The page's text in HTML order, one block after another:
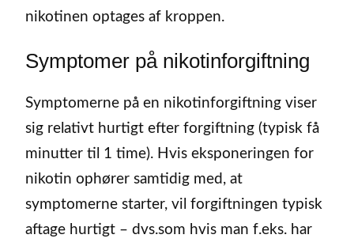
nikotinen optages af kroppen.
Symptomer på nikotinforgiftning
Symptomerne på en nikotinforgiftning viser
sig relativt hurtigt efter forgiftning (typisk få
minutter til 1 time). Hvis eksponeringen for
nikotin ophører samtidig med, at
symptomerne starter, vil forgiftningen typisk
aftage hurtigt – dvs.som hvis man f.eks. har